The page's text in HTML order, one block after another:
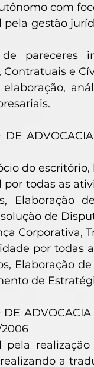
com
pela gestão
de pareceres
Contratuais e
DE
do
por todas as
Elaboração
de
Corporativa,
por todas
Elaboração
de
DE
pela
a